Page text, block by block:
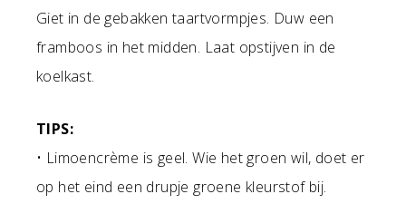
Giet in de gebakken taartvormpjes. Duw een
framboos in het midden. Laat opstijven in de
koelkast.
TIPS:
• Limoencrème is geel. Wie het groen wil, doet er
op het eind een drupje groene kleurstof bij.